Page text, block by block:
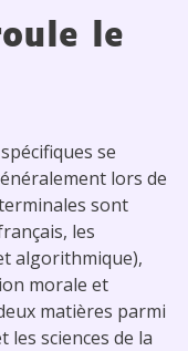
le
se
lors de
sont
les
algorithmique),
morale et
matières parmi
les sciences de la